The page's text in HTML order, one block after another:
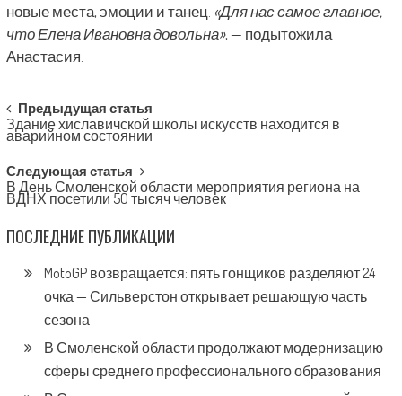
новые места, эмоции и танец. «Для нас самое главное,
что Елена Ивановна довольна», — подытожила
Анастасия.
Post
navigation
Предыдущая статья
Здание хиславичской школы искусств находится в
аварийном состоянии
Следующая статья
В День Смоленской области мероприятия региона на
ВДНХ посетили 50 тысяч человек
ПОСЛЕДНИЕ ПУБЛИКАЦИИ
MotoGP возвращается: пять гонщиков разделяют 24
очка — Сильверстон открывает решающую часть
сезона
В Смоленской области продолжают модернизацию
сферы среднего профессионального образования